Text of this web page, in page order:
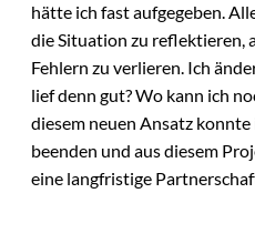
hätte ich fast aufgegeben.
die Situation zu reflektieren,
Fehlern zu verlieren. Ich
lief denn gut? Wo kann ich
diesem neuen Ansatz
beenden und aus diesem
eine langfristige